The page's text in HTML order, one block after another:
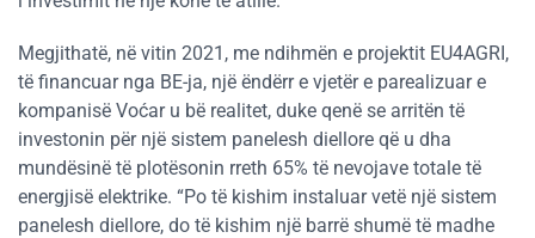
Megjithatë, në vitin 2021, me ndihmën e projektit EU4AGRI,
të financuar nga BE-ja, një ëndërr e vjetër e parealizuar e
kompanisë Voćar u bë realitet, duke qenë se arritën të
investonin për një sistem panelesh diellore që u dha
mundësinë të plotësonin rreth 65% të nevojave totale të
energjisë elektrike. “Po të kishim instaluar vetë një sistem
panelesh diellore, do të kishim një barrë shumë të madhe